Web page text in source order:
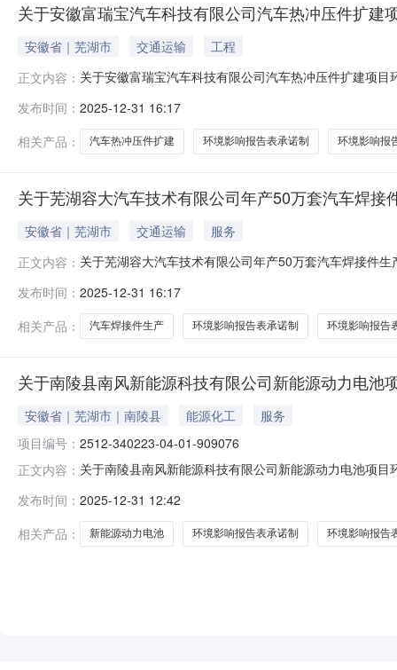
关于安徽富瑞宝汽车科技有限公司汽车热冲压件扩建
安徽省｜芜湖市 交通运输
工程
正文内容： 关于安徽富瑞宝汽车科技有限公司汽车热冲压件扩建项
服务中心管理有关规定执行。若对本项目建设有不同意
保窗口（芜湖市鸠江区瑞祥路88
发布时间： 2025-12-31 16:17
相关产品：
汽车热冲压件扩建 环境影响报告表承诺制 环境影响报
关于芜湖容大汽车技术有限公司年产50万套汽车焊
安徽省｜芜湖市 交通运输
服务
正文内容： 关于芜湖容大汽车技术有限公司年产50万套汽车焊接件
可相关法律法规和芜湖市政务服务中心管理有关规定执
址：芜湖市市民服务中心六楼环
发布时间： 2025-12-31 16:17
相关产品：
汽车焊接件生产 环境影响报告表承诺制 环境影响报告
关于南陵县南风新能源科技有限公司新能源动力电池
安徽省｜芜湖市｜南陵县 能源化工
服务
项目编号： 2512-340223-04-01-909076
正文内容： 关于南陵县南风新能源科技有限公司新能源动力电池项
项目建设有不同意见，请于公示期内将书面意见反馈至
路交叉口）批文链接：南环审〔2
发布时间： 2025-12-31 12:42
相关产品：
新能源动力电池 环境影响报告表承诺制 环境影响报告